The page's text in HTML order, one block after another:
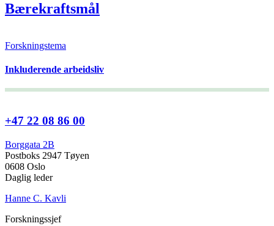
Bærekraftsmål
Forskningstema
Inkluderende arbeidsliv
+47 22 08 86 00
Borggata 2B
Postboks 2947 Tøyen
0608 Oslo
Daglig leder
Hanne C. Kavli
Forskningssjef